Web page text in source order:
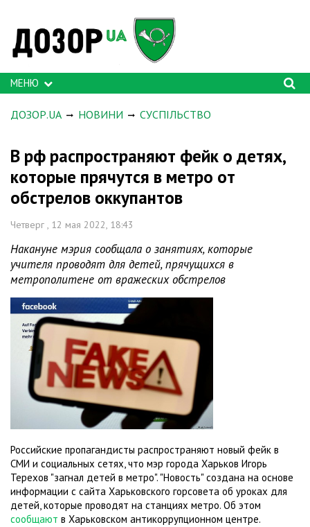
МЕНЮ
ДОЗОР.UA НОВИНИ СУСПІЛЬСТВО
В рф распространяют фейк о детях,
которые прячутся в метро от
обстрелов оккупантов
Четверг , 12 мая 2022, 18:43
Накануне мэрия сообщала о занятиях, которые
учителя проводят для детей, прячущихся в
метрополитене от вражеских обстрелов
Российские пропагандисты распространяют новый фейк в
СМИ и социальных сетях, что мэр города Харьков Игорь
Терехов "загнал детей в метро". "Новость" создана на основе
информации с сайта Харьковского горсовета об уроках для
детей, которые проводят на станциях метро. Об этом
сообщают в Харьковском антикоррупционном центре.